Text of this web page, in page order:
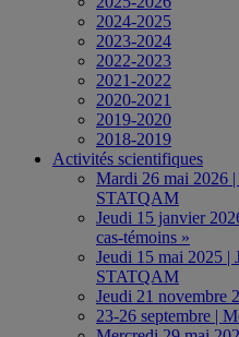
2024-2025
2023-2024
2022-2023
2021-2022
2020-2021
2019-2020
2018-2019
Activités scientifiques
Mardi 26 mai 2026 |
STATQAM
Jeudi 15 janvier
cas-témoins »
Jeudi 15 mai 2025 |
STATQAM
Jeudi 21 novembre
23-26 septembre |